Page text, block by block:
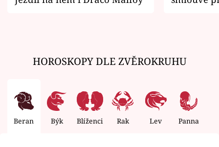
HOROSKOPY DLE ZVĚROKRUHU
Beran Býk Blíženci Rak Lev Panna